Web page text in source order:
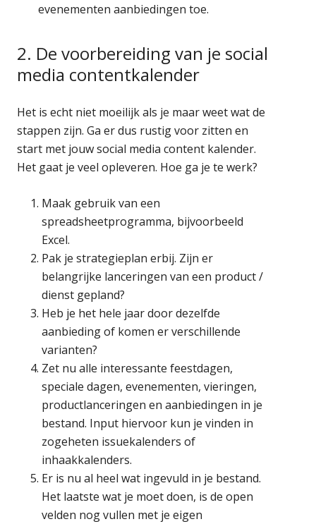
evenementen aanbiedingen toe.
2. De voorbereiding van je social
media contentkalender
Het is echt niet moeilijk als je maar weet wat de
stappen zijn. Ga er dus rustig voor zitten en
start met jouw social media content kalender.
Het gaat je veel opleveren. Hoe ga je te werk?
Maak gebruik van een
spreadsheetprogramma, bijvoorbeeld
Excel.
Pak je strategieplan erbij. Zijn er
belangrijke lanceringen van een product /
dienst gepland?
Heb je het hele jaar door dezelfde
aanbieding of komen er verschillende
varianten?
Zet nu alle interessante feestdagen,
speciale dagen, evenementen, vieringen,
productlanceringen en aanbiedingen in je
bestand. Input hiervoor kun je vinden in
zogeheten issuekalenders of
inhaakkalenders.
Er is nu al heel wat ingevuld in je bestand.
Het laatste wat je moet doen, is de open
velden nog vullen met je eigen